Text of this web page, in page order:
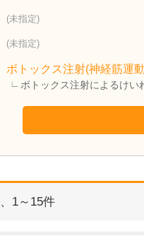
(未指定)
(未指定)
ボトックス注射(神経筋運
ボトックス注射によるけい
1～15件